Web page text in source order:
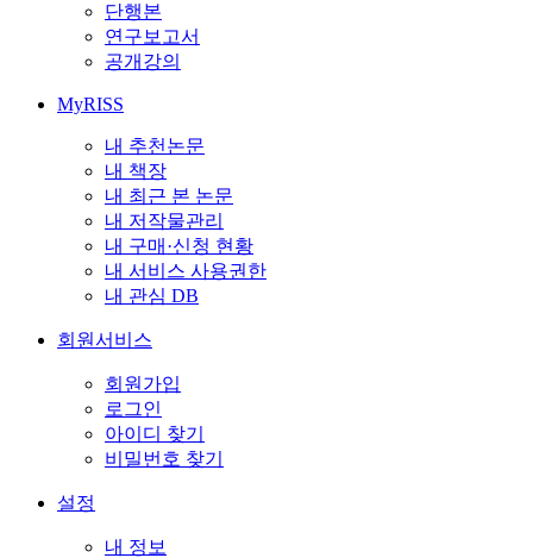
단행본
연구보고서
공개강의
MyRISS
내 추천논문
내 책장
내 최근 본 논문
내 저작물관리
내 구매·신청 현황
내 서비스 사용권한
내 관심 DB
회원서비스
회원가입
로그인
아이디 찾기
비밀번호 찾기
설정
내 정보